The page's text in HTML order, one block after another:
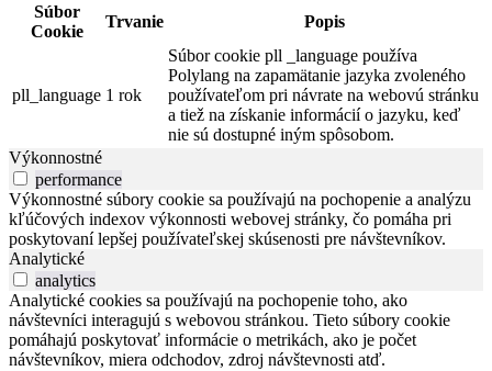
Súbor
Cookie
Trvanie Popis
pll_language 1 rok
Súbor cookie pll _language používa
Polylang na zapamätanie jazyka zvoleného
používateľom pri návrate na webovú stránku
a tiež na získanie informácií o jazyku, keď
nie sú dostupné iným spôsobom.
Výkonnostné
performance
Výkonnostné súbory cookie sa používajú na pochopenie a analýzu
kľúčových indexov výkonnosti webovej stránky, čo pomáha pri
poskytovaní lepšej používateľskej skúsenosti pre návštevníkov.
Analytické
analytics
Analytické cookies sa používajú na pochopenie toho, ako
návštevníci interagujú s webovou stránkou. Tieto súbory cookie
pomáhajú poskytovať informácie o metrikách, ako je počet
návštevníkov, miera odchodov, zdroj návštevnosti atď.